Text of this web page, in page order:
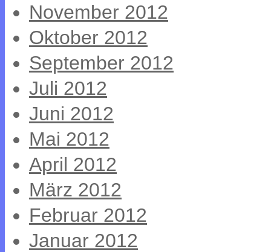
November 2012
Oktober 2012
September 2012
Juli 2012
Juni 2012
Mai 2012
April 2012
März 2012
Februar 2012
Januar 2012